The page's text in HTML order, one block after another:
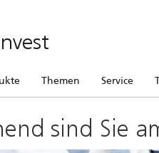
Themen Service
sind Sie